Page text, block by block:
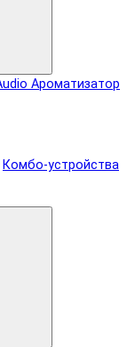
Ароматизатор
Комбо-устройства